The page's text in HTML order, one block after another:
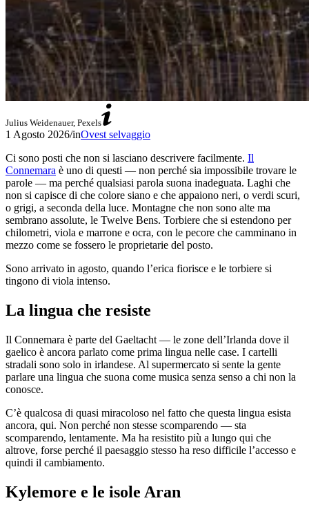
Julius Weidenauer, Pexels
1 Agosto 2026/inOvest selvaggio
Ci sono posti che non si lasciano descrivere facilmente. Il
Connemara è uno di questi — non perché sia impossibile trovare le
parole — ma perché qualsiasi parola suona inadeguata. Laghi che
non si capisce di che colore siano e che appaiono neri, o verdi scuri,
o grigi, a seconda della luce. Montagne che non sono alte ma
sembrano assolute, le Twelve Bens. Torbiere che si estendono per
chilometri, viola e marrone e ocra, con le pecore che camminano in
mezzo come se fossero le proprietarie del posto.
Sono arrivato in agosto, quando l’erica fiorisce e le torbiere si
tingono di viola intenso.
La lingua che resiste
Il Connemara è parte del Gaeltacht — le zone dell’Irlanda dove il
gaelico è ancora parlato come prima lingua nelle case. I cartelli
stradali sono solo in irlandese. Al supermercato si sente la gente
parlare una lingua che suona come musica senza senso a chi non la
conosce.
C’è qualcosa di quasi miracoloso nel fatto che questa lingua esista
ancora, qui. Non perché non stesse scomparendo — sta
scomparendo, lentamente. Ma ha resistito più a lungo qui che
altrove, forse perché il paesaggio stesso ha reso difficile l’accesso e
quindi il cambiamento.
Kylemore e le isole Aran